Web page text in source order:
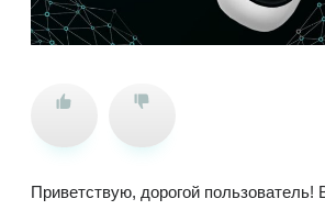
Приветствую, дорогой пользователь!